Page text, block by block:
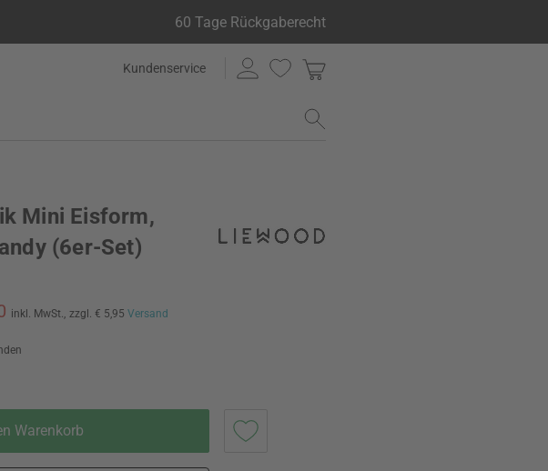
60 Tage Rückgaberecht
Kundenservice
Mini Eisform,
(6er-Set)
inkl. MwSt., zzgl. € 5,95 Versand
Warenkorb